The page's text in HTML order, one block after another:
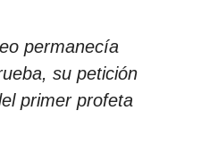
permanecía
su petición
primer profeta